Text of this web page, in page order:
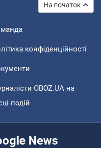
На початок
конфіденційності
OBOZ.UA на
подій
News